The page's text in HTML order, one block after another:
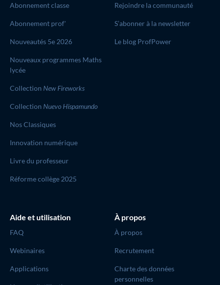
Abonnement classe
Abonnement prof'
Nouveautés 5e 2026
Nouveaux programmes Maths
lycée
Collection New Fireworks
Collection Nuevo Hispamundo
Nos Classiques
Innovation numérique
Livre du professeur
Réforme collège 2025
Rejoindre la communauté
S’abonner à la newsletter
Le blog ProfPower
Aide et utilisation
FAQ
Webinaires
Applications
À propos
À propos
Recrutement
Charte des données
personnelles